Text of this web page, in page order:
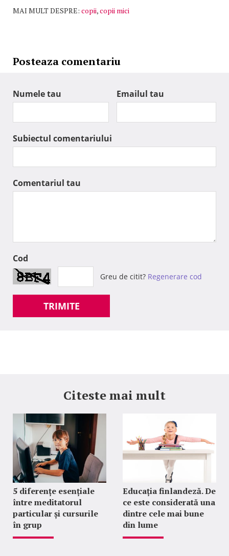
MAI MULT DESPRE: copii,copii mici
Posteaza comentariu
Numele tau Emailul tau
Subiectul comentariului
Comentariul tau
Cod
Greu de citit? Regenerare cod
TRIMITE
Citeste mai mult
5 diferențe esențiale
între meditatorul
particular și cursurile
în grup
Educația finlandeză. De
ce este considerată una
dintre cele mai bune
din lume